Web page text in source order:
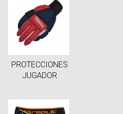
PROTECCIONES
JUGADOR